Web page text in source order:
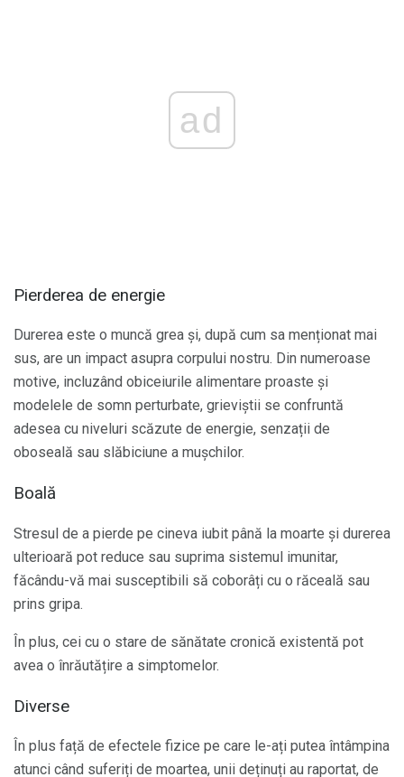
ad
Pierderea de energie
Durerea este o muncă grea și, după cum sa menționat mai
sus, are un impact asupra corpului nostru. Din numeroase
motive, incluzând obiceiurile alimentare proaste și
modelele de somn perturbate, grieviștii se confruntă
adesea cu niveluri scăzute de energie, senzații de
oboseală sau slăbiciune a mușchilor.
Boală
Stresul de a pierde pe cineva iubit până la moarte și durerea
ulterioară pot reduce sau suprima sistemul imunitar,
făcându-vă mai susceptibili să coborâți cu o răceală sau
prins gripa.
În plus, cei cu o stare de sănătate cronică existentă pot
avea o înrăutățire a simptomelor.
Diverse
În plus față de efectele fizice pe care le-ați putea întâmpina
atunci când suferiți de moartea, unii deținuți au raportat, de